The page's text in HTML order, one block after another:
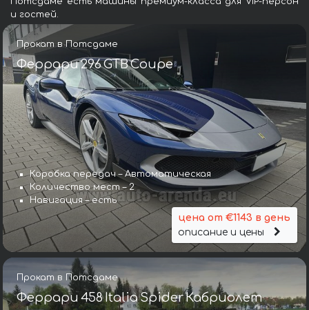
и гостей.
Прокат в Потсдаме
Феррари 296 GTB Coupe
Коробка передач – Автоматическая
Количество мест – 2
Навигация – есть
цена от €1143 в день
описание и цены
Прокат в Потсдаме
Феррари 458 Italia Spider Кабриолет